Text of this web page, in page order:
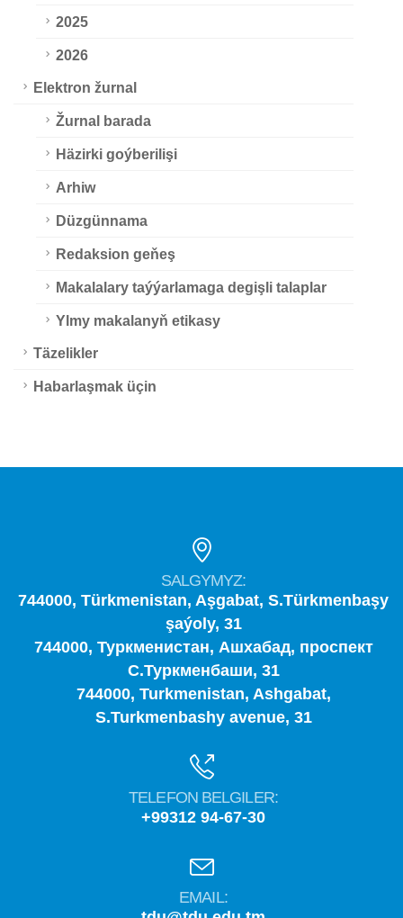
2025
2026
Elektron žurnal
Žurnal barada
Häzirki goýberilişi
Arhiw
Düzgünnama
Redaksion geňeş
Makalalary taýýarlamaga degişli talaplar
Ylmy makalanyň etikasy
Täzelikler
Habarlaşmak üçin
SALGYMYZ:
744000, Türkmenistan, Aşgabat, S.Türkmenbaşy
şaýoly, 31
744000, Туркменистан, Ашхабад, проспект
С.Туркменбаши, 31
744000, Turkmenistan, Ashgabat,
S.Turkmenbashy avenue, 31
TELEFON BELGILER:
+99312 94-67-30
EMAIL: